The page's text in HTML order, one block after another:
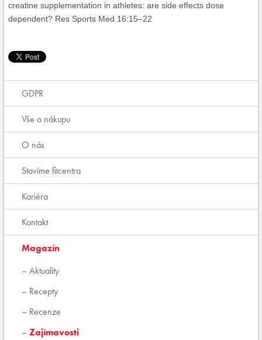
creatine supplementation in athletes: are side effects dose
dependent? Res Sports Med 16:15–22
GDPR
Vše o nákupu
O nás
Stavíme fitcentra
Kariéra
Kontakt
Magazín
Aktuality
Recepty
Recenze
Zajímavosti